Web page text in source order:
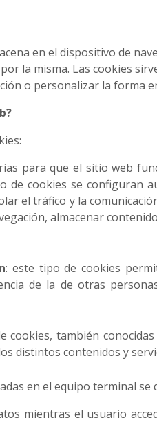
en el dispositivo de
la misma. Las cookies
o personalizar la forma
para que el sitio web
de cookies se configuran
el tráfico y la
almacenar
: este tipo de cookies
de la de otras
cookies, también
distintos contenidos y
en el equipo terminal se
mientras el usuario